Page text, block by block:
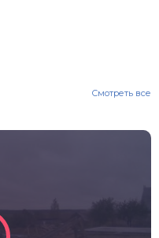
Смотреть все